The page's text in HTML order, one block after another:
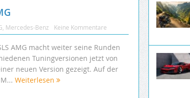
Mercedes-Benz Keine Kommentare
AMG macht weiter seine Runden
Tuningversionen jetzt von
neuen Version gezeigt. Auf der
Weiterlesen